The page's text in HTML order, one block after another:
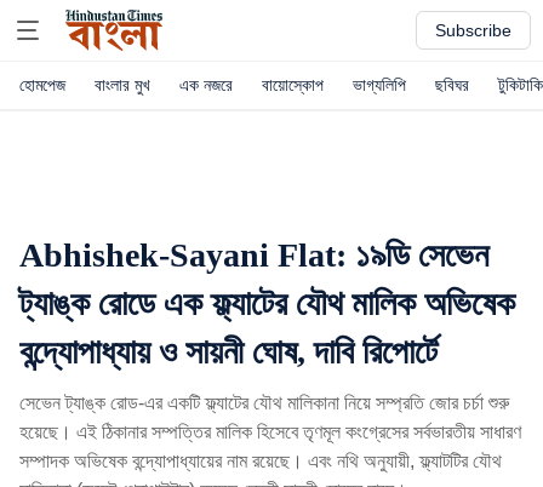
Subscribe
হোমপেজ বাংলার মুখ এক নজরে বায়োস্কোপ ভাগ্যলিপি ছবিঘর টুকিটাকি
Abhishek-Sayani Flat: ১৯ডি সেভেন
ট্যাঙ্ক রোডে এক ফ্ল্যাটের যৌথ মালিক অভিষেক
বন্দ্যোপাধ্যায় ও সায়নী ঘোষ, দাবি রিপোর্টে
সেভেন ট্যাঙ্ক রোড-এর একটি ফ্ল্যাটের যৌথ মালিকানা নিয়ে সম্প্রতি জোর চর্চা শুরু
হয়েছে। এই ঠিকানার সম্পত্তির মালিক হিসেবে তৃণমূল কংগ্রেসের সর্বভারতীয় সাধারণ
সম্পাদক অভিষেক বন্দ্যোপাধ্যায়ের নাম রয়েছে। এবং নথি অনুযায়ী, ফ্ল্যাটটির যৌথ